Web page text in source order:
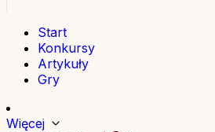
Start
Konkursy
Artykuły
Gry
Więcej